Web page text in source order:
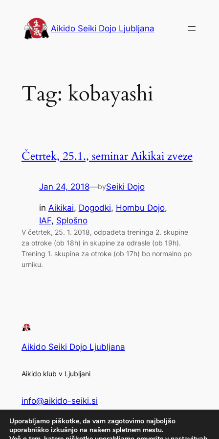
content
Aikido Seiki Dojo Ljubljana
Tag: kobayashi
Četrtek, 25.1., seminar Aikikai zveze
Jan 24, 2018—bySeiki Dojo
in Aikikai, Dogodki, Hombu Dojo
IAF, Splošno
V četrtek, 25. 1. 2018, odpadeta treninga 2. skupine
za otroke (ob 18h) in skupine za odrasle (ob 19h).
Trening 1. skupine za otroke (ob 17h) bo normalno po
urniku.
Aikido Seiki Dojo Ljubljana
Aikido klub v Ljubljani
info@aikido-seiki.si
Privacy Social
Uporabljamo piškotke, da vam zagotovimo najboljšo
uporabniško izkušnjo na našem spletnem mestu.